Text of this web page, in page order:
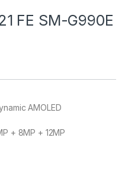
FE SM-G990E
AMOLED
+ 8MP + 12MP